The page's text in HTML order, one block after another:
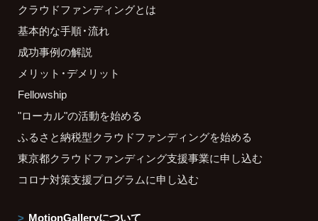
クラウドファンディングとは
基本的な手順・流れ
成功事例の解説
メリット・デメリット
Fellowship
"ローカル"の活動を始める
ふるさと納税型クラウドファンディングを始める
東京都クラウドファンディング支援事業に申し込む
コロナ対策支援プログラムに申し込む
MotionGalleryについて